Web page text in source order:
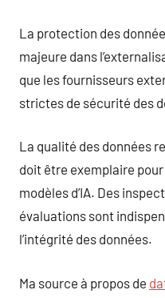
La protection des
majeure dans
que les fournisseurs
strictes de sécurité des
La qualité des données
doit être exemplaire
modèles d’IA. Des
évaluations sont
l’intégrité des données.
Ma source à propos de